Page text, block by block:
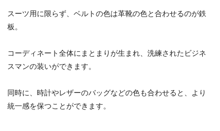
スーツ用に限らず、ベルトの色は革靴の色と合わせるのが鉄
板。
コーディネート全体にまとまりが生まれ、洗練されたビジネ
スマンの装いができます。
同時に、時計やレザーのバッグなどの色も合わせると、より
統一感を保つことができます。